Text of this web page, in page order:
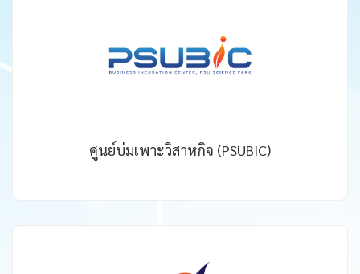
ศูนย์บ่มเพาะวิสาหกิจ (PSUBIC)